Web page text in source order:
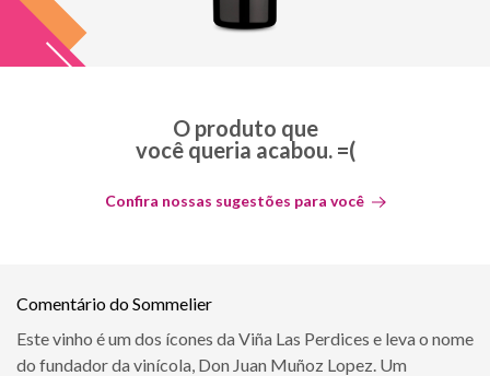
O produto que
você queria acabou. =(
Confira nossas sugestões para você
Comentário do Sommelier
Este vinho é um dos ícones da Viña Las Perdices e leva o nome
do fundador da vinícola, Don Juan Muñoz Lopez. Um